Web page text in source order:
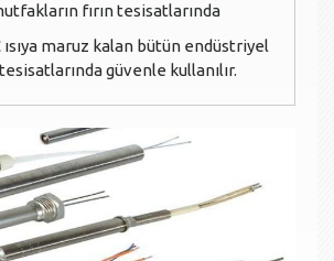
fırın tesisatlarında
ısıya maruz kalan bütün endüstriyel
güvenle kullanılır.